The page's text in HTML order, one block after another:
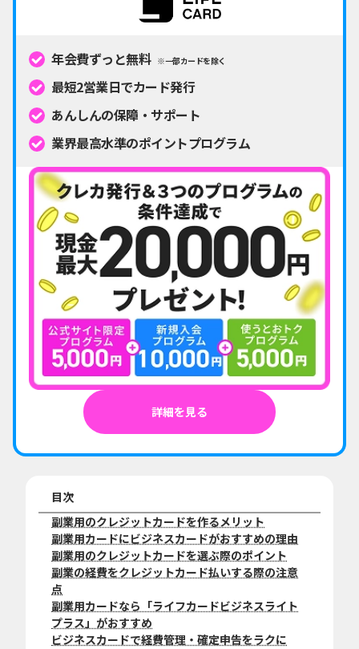
年会費ずっと無料 ※一部カードを除く
最短2営業日でカード発行
あんしんの保障・サポート
業界最高水準のポイントプログラム
詳細を見る
目次
副業用のクレジットカードを作るメリット
副業用カードにビジネスカードがおすすめの理由
副業用のクレジットカードを選ぶ際のポイント
副業の経費をクレジットカード払いする際の注意
点
副業用カードなら「ライフカードビジネスライト
プラス」がおすすめ
ビジネスカードで経費管理・確定申告をラクに